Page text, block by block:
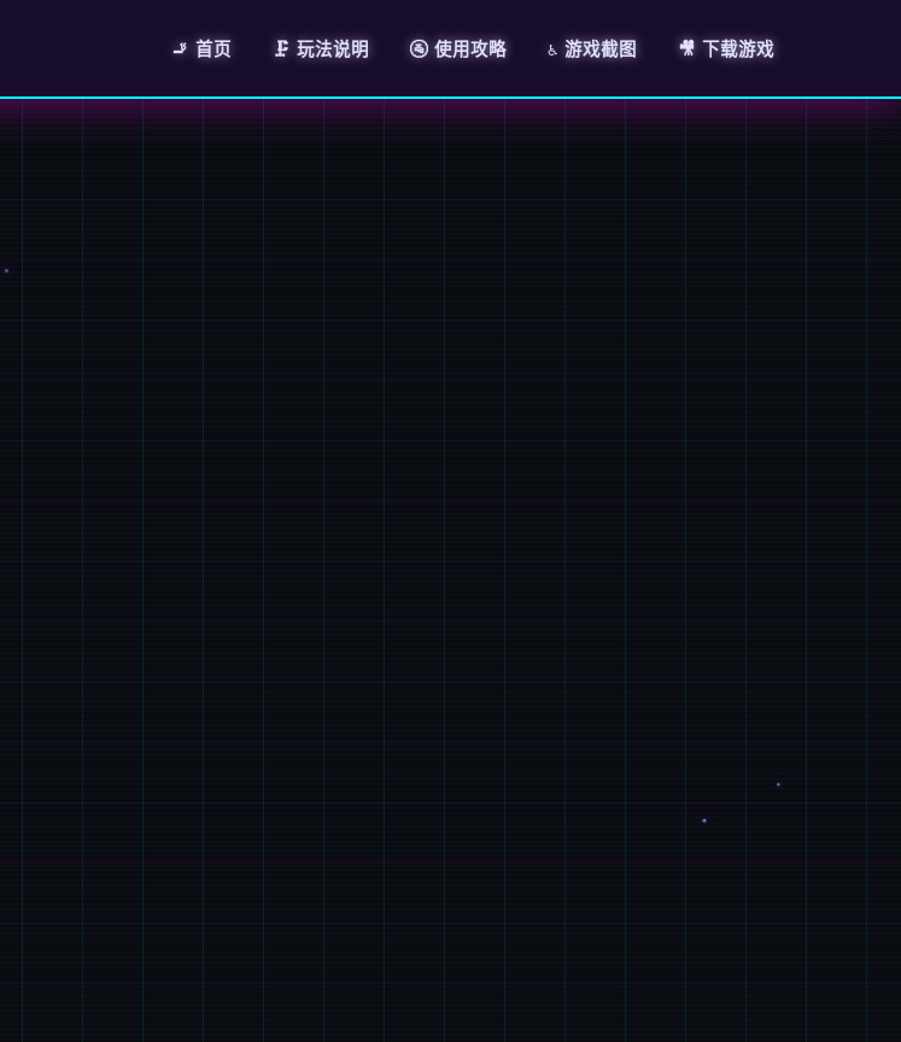
🚬 首页 🗜️ 玩法说明 🚰 使用攻略 ♿ 游戏截图 🎥 下载游戏